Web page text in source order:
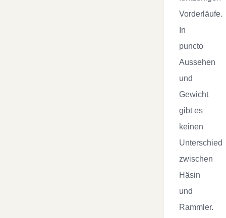
Vorderläufe.
In
puncto
Aussehen
und
Gewicht
gibt es
keinen
Unterschied
zwischen
Häsin
und
Rammler.